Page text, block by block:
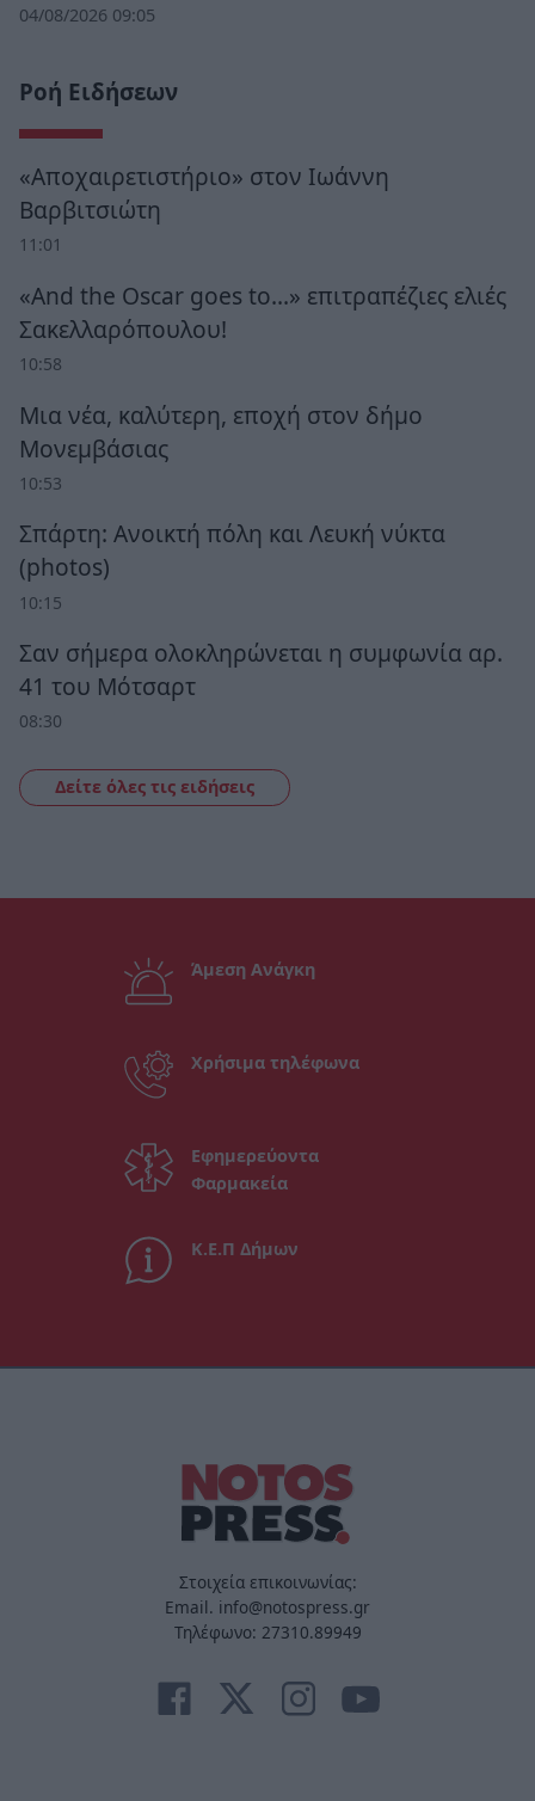
04/08/2026 09:05
Ροή Ειδήσεων
«Αποχαιρετιστήριο» στον Ιωάννη
Βαρβιτσιώτη
11:01
«And the Oscar goes to...» επιτραπέζιες ελιές
Σακελλαρόπουλου!
10:58
Μια νέα, καλύτερη, εποχή στον δήμο
Μονεμβάσιας
10:53
Σπάρτη: Ανοικτή πόλη και Λευκή νύκτα
(photos)
10:15
Σαν σήμερα ολοκληρώνεται η συμφωνία αρ.
41 του Μότσαρτ
08:30
Δείτε όλες τις ειδήσεις
Άμεση Ανάγκη
Χρήσιμα τηλέφωνα
Εφημερεύοντα
Φαρμακεία
Κ.Ε.Π Δήμων
Στοιχεία επικοινωνίας:
Email. info@notospress.gr
Τηλέφωνο: 27310.89949